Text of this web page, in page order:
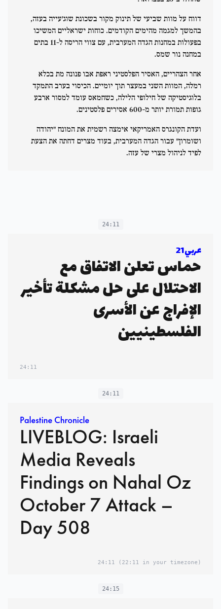
דווח על מוות שביעי של תינוק מקור בשכונת שוג'עייה בעזה,
בהמשך למגמה מהימים הקודמים. כוחות ישראליים המשיכו
בפעולות במחנות הגדה המערבית, עם צווי הריסה ל-11 בתים
במחנה נור שמס.
אחר הצהריים, האסיר הפלסטיני ראפת אבו פנונה מת בכלא
רמלה, המוות השני במעצר תוך יומיים. הכיסוי בערב התמקד
בלוגיסטיקה של חילופי הלילה, כשחמאס עומד למסור ארבע
גופות תמורת יותר מ-600 אסירים פלסטינים.
ועדת הקונגרס האמריקאי אימצה רשמית את המונח "יהודה
ושומרון" עבור הגדה המערבית, בעוד מצרים דחתה את הצעת
לפיד לניהול מצרי של עזה.
24:11
عربي21
حماس تعلن الاتفاق مع
الاحتلال على حل مشكلة تأخير
الإفراج عن الأسرى
الفلسطينيين
24:11
24:11
Palestine Chronicle
LIVEBLOG: Israeli
Media Reveals
Findings on Nahal Oz
October 7 Attack –
Day 508
24:11 (22:11 in your timezone)
24:15